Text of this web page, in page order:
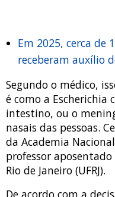
Em 2025, cerca de
receberam auxílio
Segundo o médico,
é como a Escherichia
intestino, ou o
nasais das pessoas.
da Academia
professor
Rio de Janeiro (UFRJ).
De acordo com a